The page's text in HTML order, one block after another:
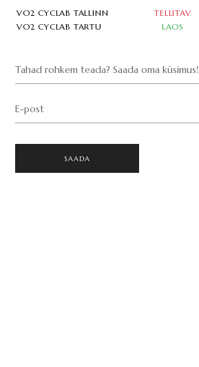
VO2 CYCLAB TALLINN
TELLITAV
VO2 CYCLAB TARTU
LAOS
Tahad rohkem teada? Saada oma küsimus!
E-post
SAADA